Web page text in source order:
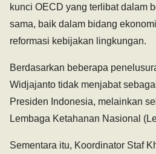
kunci OECD yang terlibat dalam
sama, baik dalam bidang
reformasi kebijakan lingkungan.
Berdasarkan beberapa
Widjajanto tidak menjabat
Presiden Indonesia, melainkan
Lembaga Ketahanan Nasional
Sementara itu, Koordinator Staf